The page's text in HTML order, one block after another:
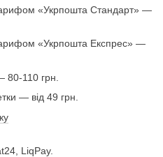
«Укрпошта Стандарт» —
«Укрпошта Експрес» —
110 грн.
— від 49 грн.
LiqPay.